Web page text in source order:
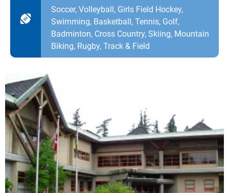
Soccer, Volleyball, Girls Field Hockey,
Swimming, Basketball, Tennis, Golf,
Badminton, Cross Country, Skiing, Mountain
Biking, Rugby, Track & Field